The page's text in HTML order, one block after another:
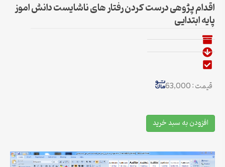
اقدام پژوهی درست کردن رفتار های ناشایست دانش اموز
پایه ابتدایی
قیمت : 63,000
افزودن به سبد خرید